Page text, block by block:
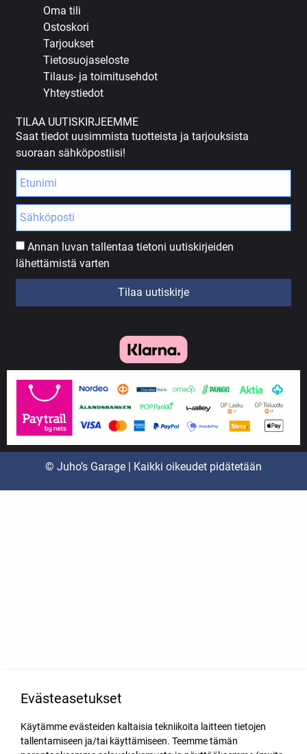
Oma tili
Ostoskori
Tarjoukset
Tietosuojaseloste
Tilaus- ja toimitusehdot
Yhteystiedot
TILAA UUTISKIRJEEMME
Saat tiedot uusimmista tuotteista ja tarjouksista
suoraan sähköpostiisi!
Annan luvan tallentaa tietoni uutiskirjeiden
lähettämistä varten
Tilaa uutiskirje
© Juho’s Garage | Kaikki oikeudet pidätetään
Evästeasetukset
Käytämme evästeiden kaltaisia tekniikoita laitteen tietojen
tallentamiseen ja/tai käyttämiseen. Teemme tämän